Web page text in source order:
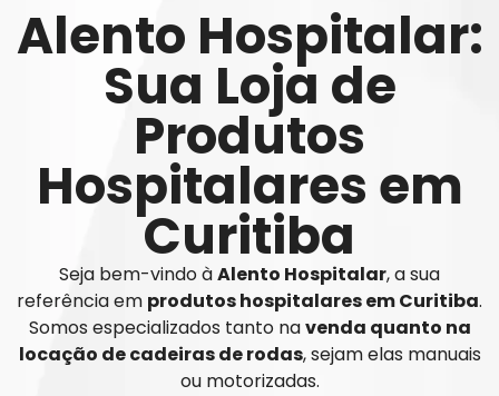
Alento Hospitalar:
Sua Loja de
Produtos
Hospitalares em
Curitiba
Seja bem-vindo àAlento Hospitalar, a sua
referência em produtos hospitalares em Curitiba.
Somos especializados tanto navenda quanto na
locação de cadeiras de rodas, sejam elas manuais
ou motorizadas.